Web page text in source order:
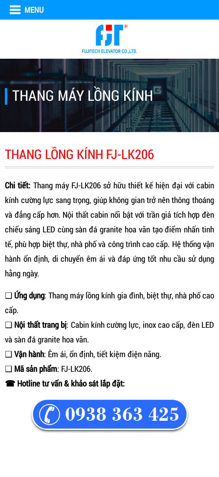
MENU
THANG MÁY LỒNG KÍNH
THANG LỒNG KÍNH FJ-LK206
Chi tiết: Thang máy FJ-LK206 sở hữu thiết kế hiện đại với cabin
kính cường lực sang trọng, giúp không gian trở nên thông thoáng
và đẳng cấp hơn. Nội thất cabin nổi bật với trần giả tích hợp đèn
chiếu sáng LED cùng sàn đá granite hoa văn tạo điểm nhấn tinh
tế, phù hợp biệt thự, nhà phố và công trình cao cấp. Hệ thống vận
hành ổn định, di chuyển êm ái và đáp ứng tốt nhu cầu sử dụng
hằng ngày.
❑ Ứng dụng: Thang máy lồng kính gia đình, biệt thự, nhà phố cao
cấp.
❑ Nội thất trang bị: Cabin kính cường lực, inox cao cấp, đèn LED
và sàn đá granite hoa văn.
❑Vận hành: Êm ái, ổn định, tiết kiệm điện năng.
❑ Mã sản phẩm: FJ-LK206.
☎ Hotline tư vấn & khảo sát lắp đặt: